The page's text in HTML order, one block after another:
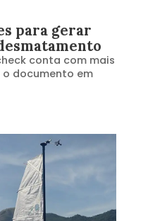
para gerar
conta com mais
documento em